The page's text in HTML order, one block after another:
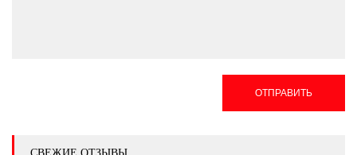
ОТПРАВИТЬ